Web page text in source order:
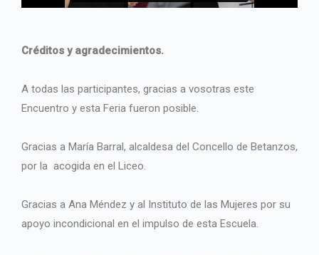
Créditos y agradecimientos.
A todas las participantes, gracias a vosotras este
Encuentro y esta Feria fueron posible.
Gracias a María Barral, alcaldesa del Concello de Betanzos,
por la acogida en el Liceo.
Gracias a Ana Méndez y al Instituto de las Mujeres por su
apoyo incondicional en el impulso de esta Escuela.